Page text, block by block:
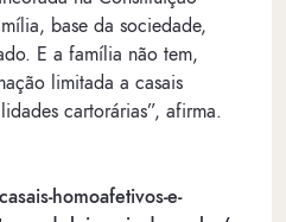
base da sociedade,
E a família não tem,
limitada a casais
cartorárias”, afirma.
homoafetivos-e-